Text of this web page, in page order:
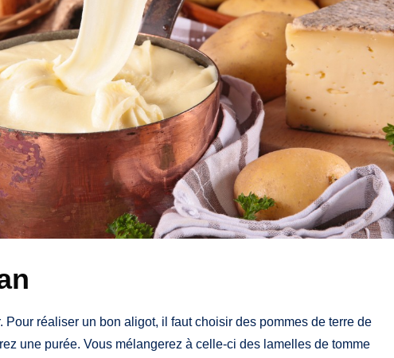
Pour réaliser un bon aligot, il faut choisir des pommes de terre de
une purée. Vous mélangerez à celle-ci des lamelles de tomme